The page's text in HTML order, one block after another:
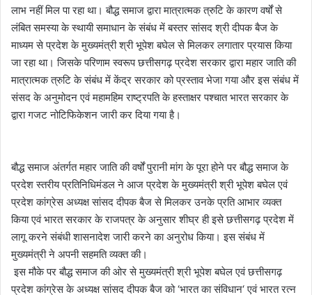
लाभ नहीं मिल पा रहा था। बौद्ध समाज द्वारा मात्रात्मक त्रुटि के कारण वर्षों से
लंबित समस्या के स्थायी समाधान के संबंध में बस्तर सांसद श्री दीपक बैज के
माध्यम से प्रदेश के मुख्यमंत्री श्री भूपेश बघेल से मिलकर लगातार प्रयास किया
जा रहा था। जिसके परिणाम स्वरूप छत्तीसगढ़ प्रदेश सरकार द्वारा महार जाति की
मात्रात्मक त्रुटि के संबंध में केंद्र सरकार को प्रस्ताव भेजा गया और इस संबंध में
संसद के अनुमोदन एवं महामहिम राष्ट्रपति के हस्ताक्षर पश्चात भारत सरकार के
द्वारा गजट नोटिफिकेशन जारी कर दिया गया है।
बौद्ध समाज अंतर्गत महार जाति की वर्षों पुरानी मांग के पूरा होने पर बौद्ध समाज के
प्रदेश स्तरीय प्रतिनिधिमंडल ने आज प्रदेश के मुख्यमंत्री श्री भूपेश बघेल एवं
प्रदेश कांग्रेस अध्यक्ष सांसद दीपक बैज से मिलकर उनके प्रति आभार व्यक्त
किया एवं भारत सरकार के राजपत्र के अनुसार शीघ्र ही इसे छत्तीसगढ़ प्रदेश में
लागू करने संबंधी शासनादेश जारी करने का अनुरोध किया। इस संबंध में
मुख्यमंत्री ने अपनी सहमति व्यक्त की।
इस मौके पर बौद्ध समाज की ओर से मुख्यमंत्री श्री भूपेश बघेल एवं छत्तीसगढ़
प्रदेश कांग्रेस के अध्यक्ष सांसद दीपक बैज को ‘भारत का संविधान‘ एवं भारत रत्न